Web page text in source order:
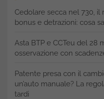
Cedolare secca nel 730, il
bonus e detrazioni: cosa
Asta BTP e CCTeu del 28
osservazione con
Patente presa con il
un’auto manuale? La
tardi